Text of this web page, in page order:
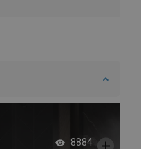
8884